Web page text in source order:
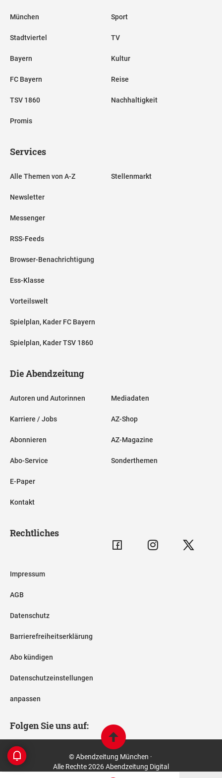
München
Stadtviertel
Bayern
FC Bayern
TSV 1860
Promis
Sport
TV
Kultur
Reise
Nachhaltigkeit
Services
Alle Themen von A-Z
Newsletter
Messenger
RSS-Feeds
Browser-Benachrichtigung
Ess-Klasse
Vorteilswelt
Spielplan, Kader FC Bayern
Spielplan, Kader TSV 1860
Stellenmarkt
Die Abendzeitung
Autoren und Autorinnen
Karriere / Jobs
Abonnieren
Abo-Service
E-Paper
Kontakt
Mediadaten
AZ-Shop
AZ-Magazine
Sonderthemen
Rechtliches
Impressum
AGB
Datenschutz
Barrierefreiheitserklärung
Abo kündigen
Datenschutzeinstellungen
anpassen
Folgen Sie uns auf:
© Abendzeitung München ·
Alle Rechte 2026 Abendzeitung Digital